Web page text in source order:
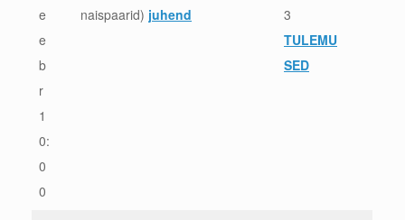
e
e
b
r
1
0:
0
0
naispaarid) juhend
3
TULEMU
SED